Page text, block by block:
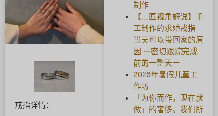
戒指详情：
制作
【工匠视角解说】手
工制作的求婚戒指
当天可以带回家的原
因 ー密切跟踪完成
前的一整天ー
2026年暑假儿童工
作坊
「为你而作，现在就
做」的奢侈。我们所